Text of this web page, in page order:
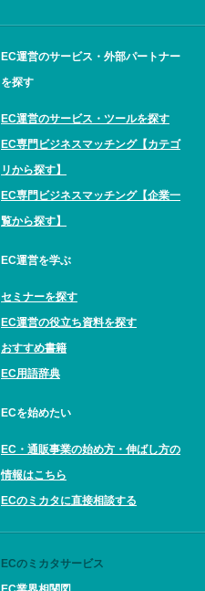
EC運営のサービス・外部パートナー
を探す
EC運営のサービス・ツールを探す
EC専門ビジネスマッチング【カテゴ
リから探す】
EC専門ビジネスマッチング【企業一
覧から探す】
EC運営を学ぶ
セミナーを探す
EC運営の役立ち資料を探す
おすすめ書籍
EC用語辞典
ECを始めたい
EC・通販事業の始め方・伸ばし方の
情報はこちら
ECのミカタに直接相談する
ECのミカタサービス